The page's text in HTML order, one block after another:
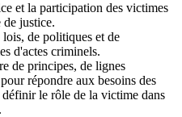
et la participation des victimes
de justice.
de politiques et de
d'actes criminels.
de principes, de lignes
répondre aux besoins des
le rôle de la victime dans